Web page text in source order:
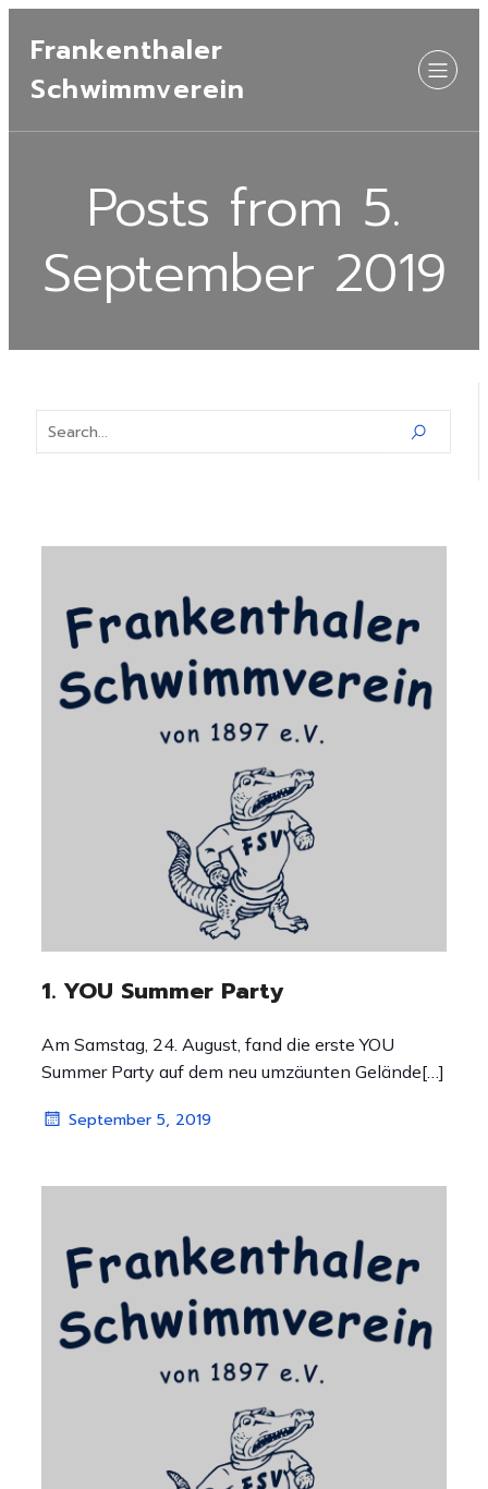
Frankenthaler
Schwimmverein
Posts from 5.
September 2019
1. YOU Summer Party
Am Samstag, 24. August, fand die erste YOU
Summer Party auf dem neu umzäunten Gelände[…]
September 5, 2019